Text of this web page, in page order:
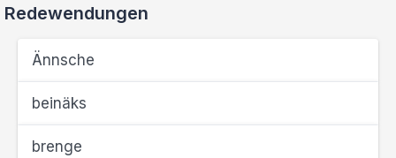
Redewendungen
Ännsche
beinäks
brenge